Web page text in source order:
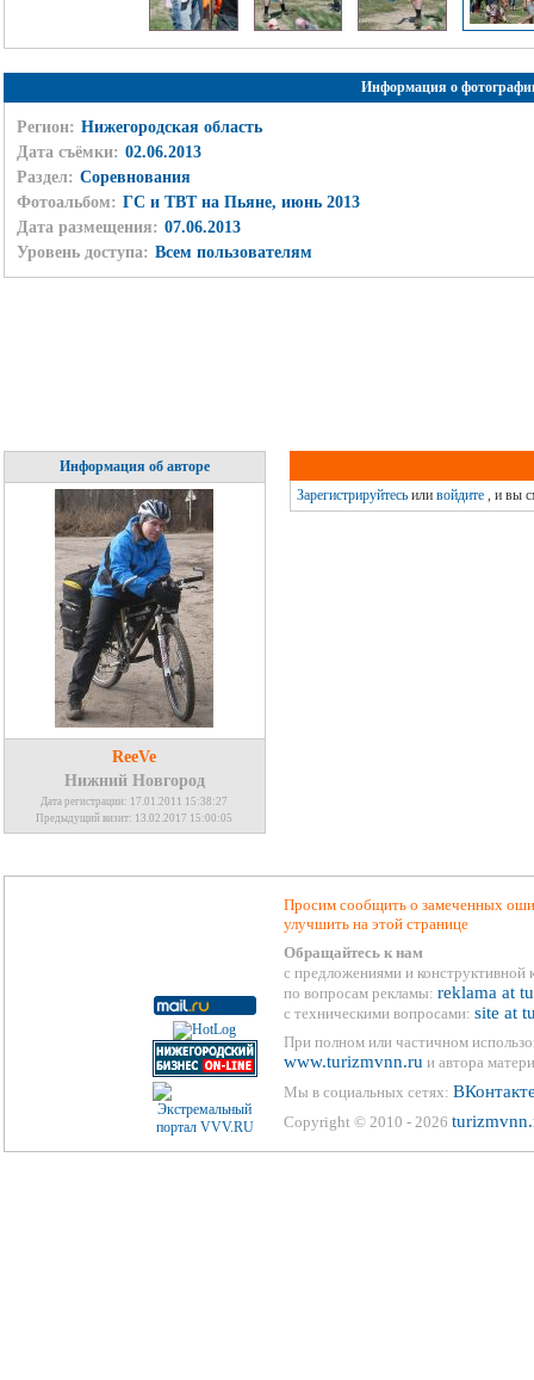
Информация о
Регион: Нижегородская область
Дата съёмки: 02.06.2013
Раздел: Соревнования
Фотоальбом: ГС и ТВТ на Пьяне, июнь 2013
Дата размещения: 07.06.2013
Уровень доступа: Всем пользователям
Информация об авторе
ReeVe
Нижний Новгород
Дата регистрации: 17.01.2011 15:38:27
Предыдущий визит: 13.02.2017 15:00:05
Зарегистрируйтесьили войдите, и вы
Просим сообщить о замеченных
улучшить на этой странице
Обращайтесь к нам
с предложениями и конструктивной
по вопросам рекламы: reklama at
с техническими вопросами: site at
При полном или частичном
www.turizmvnn.ru и автора
Мы в социальных сетях:
Copyright © 2010 - 2026